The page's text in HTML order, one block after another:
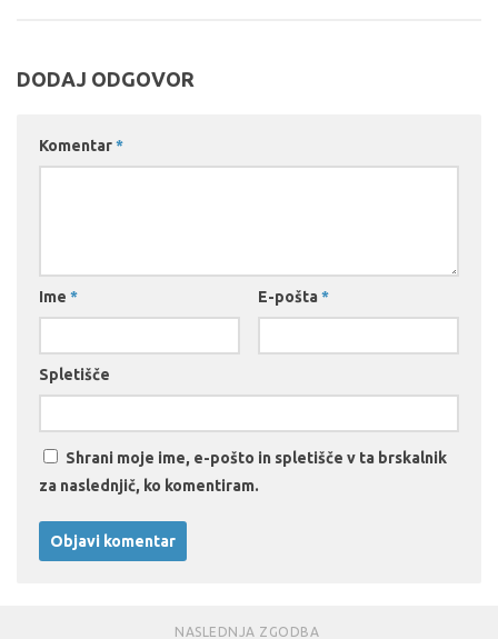
DODAJ ODGOVOR
Komentar*
Ime * E-pošta *
Spletišče
Shrani moje ime, e-pošto in spletišče v ta brskalnik
za naslednjič, ko komentiram.
NASLEDNJA ZGODBA